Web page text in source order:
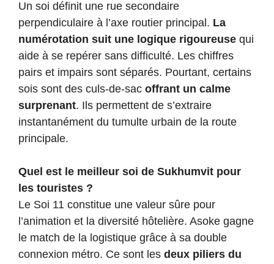
Un soi définit une rue secondaire
perpendiculaire à l’axe routier principal. La
numérotation suit une logique rigoureuse qui
aide à se repérer sans difficulté. Les chiffres
pairs et impairs sont séparés. Pourtant, certains
sois sont des culs-de-sac offrant un calme
surprenant. Ils permettent de s’extraire
instantanément du tumulte urbain de la route
principale.
Quel est le meilleur soi de Sukhumvit pour
les touristes ?
Le Soi 11 constitue une valeur sûre pour
l’animation et la diversité hôtelière. Asoke gagne
le match de la logistique grâce à sa double
connexion métro. Ce sont les deux piliers du